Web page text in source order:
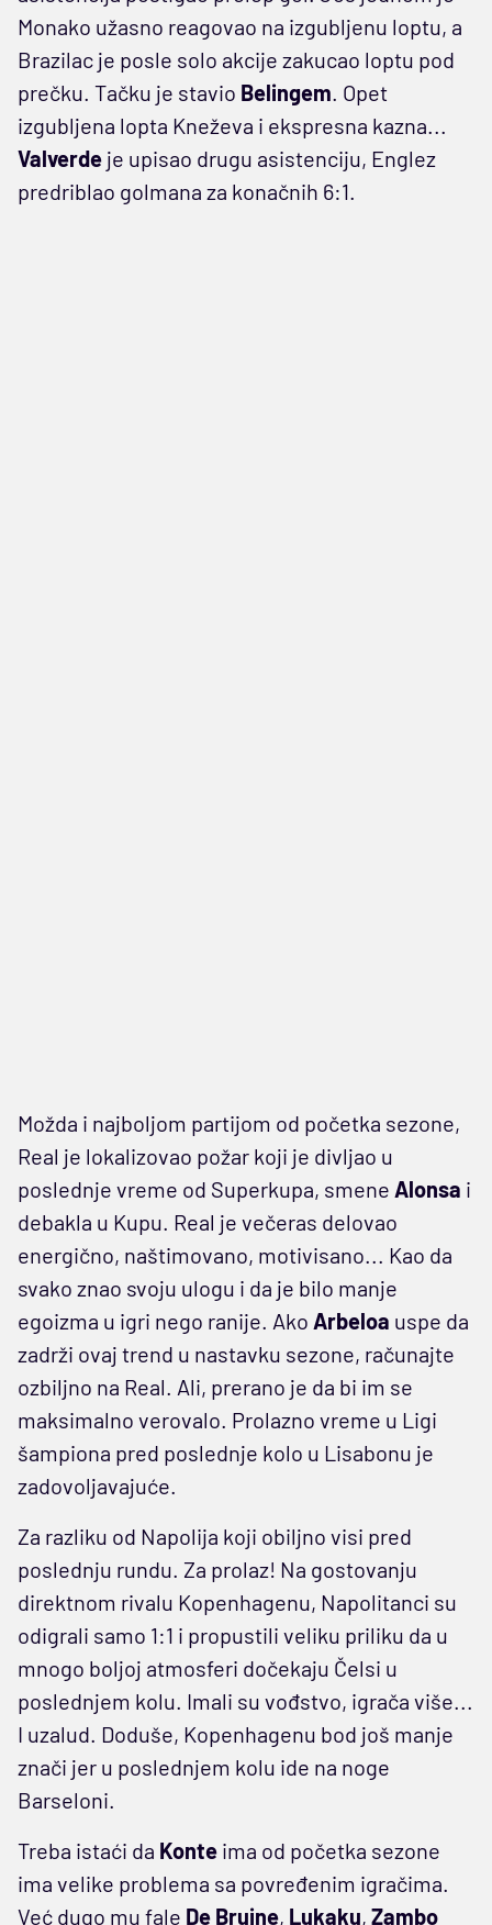
Monako užasno reagovao na izgubljenu loptu, a
Brazilac je posle solo akcije zakucao loptu pod
prečku. Tačku je stavio Belingem. Opet
izgubljena lopta Kneževa i ekspresna kazna...
Valverde je upisao drugu asistenciju, Englez
predriblao golmana za konačnih 6:1.
Možda i najboljom partijom od početka sezone,
Real je lokalizovao požar koji je divljao u
poslednje vreme od Superkupa, smene Alonsa i
debakla u Kupu. Real je večeras delovao
energično, naštimovano, motivisano... Kao da
svako znao svoju ulogu i da je bilo manje
egoizma u igri nego ranije. Ako Arbeloa uspe da
zadrži ovaj trend u nastavku sezone, računajte
ozbiljno na Real. Ali, prerano je da bi im se
maksimalno verovalo. Prolazno vreme u Ligi
šampiona pred poslednje kolo u Lisabonu je
zadovoljavajuće.
Za razliku od Napolija koji obiljno visi pred
poslednju rundu. Za prolaz! Na gostovanju
direktnom rivalu Kopenhagenu, Napolitanci su
odigrali samo 1:1 i propustili veliku priliku da u
mnogo boljoj atmosferi dočekaju Čelsi u
poslednjem kolu. Imali su vođstvo, igrača više...
I uzalud. Doduše, Kopenhagenu bod još manje
znači jer u poslednjem kolu ide na noge
Barseloni.
Treba istaći da Konte ima od početka sezone
ima velike problema sa povređenim igračima.
Već dugo mu fale De Brujne, Lukaku, Zambo